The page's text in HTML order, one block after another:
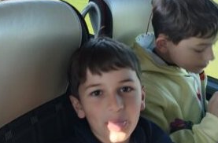
2
6
0
1
6
0
9